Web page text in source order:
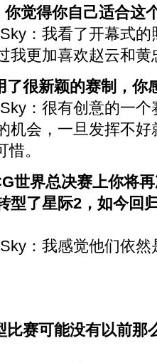
觉得你自己适合这
：我看了开幕式的
我更加喜欢赵云和
了很新颖的赛制，你
：很有创意的一个
机会，一旦发挥不
。
世界总决赛上你将
型了星际2 ，如今回
：我感觉他们依然
比赛可能没有以前那